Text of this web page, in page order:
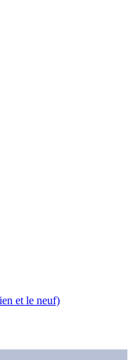
et le neuf)